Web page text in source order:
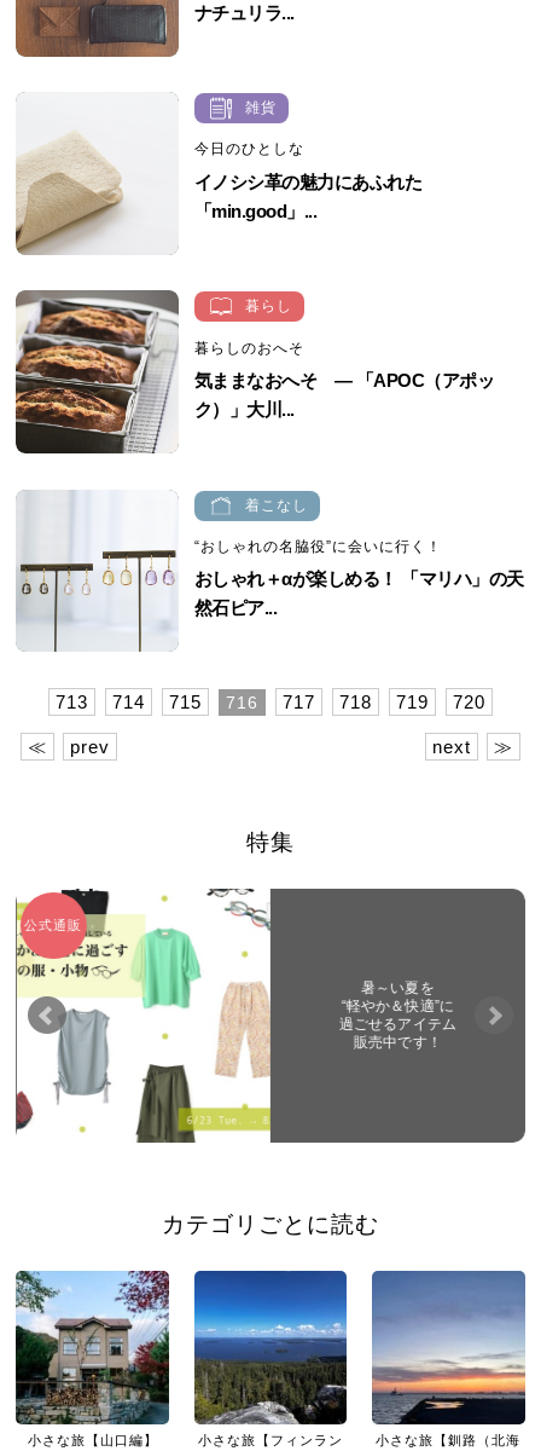
ナチュリラ...
雑貨
今日のひとしな
イノシシ革の魅力にあふれた
「min.good」...
暮らし
暮らしのおへそ
気ままなおへそ ― 「APOC（アポッ
ク）」大川...
着こなし
“おしゃれの名脇役”に会いに行く！
おしゃれ＋αが楽しめる！ 「マリハ」の天
然石ピア...
≪ prev
713 714 715 716 717 718 719 720
next ≫
特集
公式通販
暑～い夏を
“軽やか＆快適”に
過ごせるアイテム
販売中です！
カテゴリごとに読む
小さな旅【山口編】
小さな旅【フィンラン
小さな旅【釧路（北海